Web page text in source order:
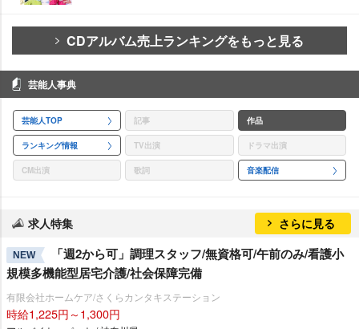
CDアルバム売上ランキングをもっと見る
芸能人事典
芸能人TOP 記事 作品
ランキング情報 TV出演 ドラマ出演
CM出演 歌詞 音楽配信
求人特集 さらに見る
NEW
「週2から可」調理スタッフ/無資格可/午前のみ/看護小
規模多機能型居宅介護/社会保障完備
有限会社ホームケア/さくらカンタキステーション
時給1,225円～1,300円